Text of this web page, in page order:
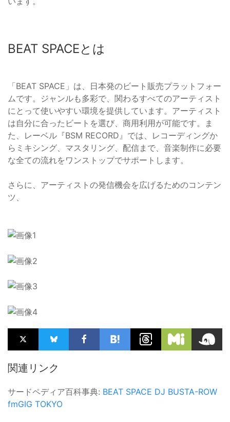
BEAT SPACEとは
「BEAT SPACE」は、日本発のビート販売プラットフォー
ムです。ジャンルも多彩で、関わるすべてのアーティスト
にとって使いやすい環境を提供しています。アーティスト
は自分に合ったビートを選び、商用利用が可能です。ま
た、レーベル『BSM RECORD』では、レコーディングか
らミキシング、マスタリング、配信まで、音楽制作に必要
な全ての流れをワンストップでサポートします。
さらに、アーティストの発信機会を広げるためのコンテン
ツ、
関連リンク
サードペディア百科事典: BEAT SPACE DJ BUSTA-ROW
fmGIG TOKYO